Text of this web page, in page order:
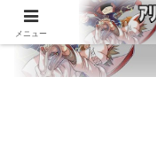
メニュー